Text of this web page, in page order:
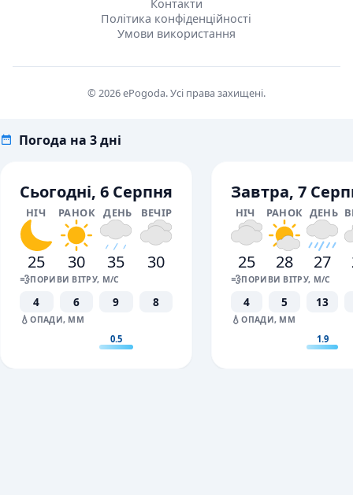
Контакти
Політика конфіденційності
Умови використання
© 2026 ePogoda. Усі права захищені.
Погода на 3 дні
Сьогодні, 6 Серпня
НІЧ РАНОК ДЕНЬ ВЕЧІР
25 30 35 30
💨ПОРИВИ ВІТРУ, М/С
4 6 9 8
💧ОПАДИ, ММ
0.5
Завтра, 7
НІЧ РАНОК ДЕНЬ
25 28 27
💨ПОРИВИ ВІТРУ, М/С
4 5 13
💧ОПАДИ, ММ
1.9